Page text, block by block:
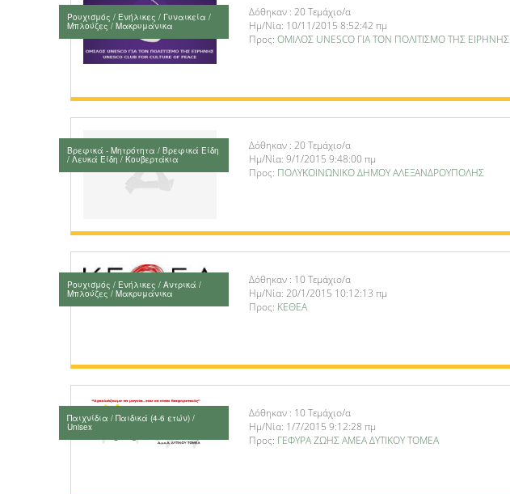
Ρουχισμός / Ενήλικες / Γυναικεία /
Μπλούζες / Μακρυμάνικα
Δόθηκαν : 20 Τεμάχιο/α
Ημ/Νία: 10/11/2015 8:52:42 πμ
Προς: ΟΜΙΛΟΣ UNESCO ΓΙΑ ΤΟΝ ΠΟΛΙΤΙΣΜΟ ΤΗΣ ΕΙΡΗΝΗΣ
Βρεφικά - Μητρότητα / Βρεφικά Είδη
/ Λευκά Είδη / Κουβερτάκια
Δόθηκαν : 20 Τεμάχιο/α
Ημ/Νία: 9/1/2015 9:48:00 πμ
Προς: ΠΟΛΥΚΟΙΝΩΝΙΚΟ ΔΗΜΟΥ ΑΛΕΞΑΝΔΡΟΥΠΟΛΗΣ
Ρουχισμός / Ενήλικες / Αντρικά /
Μπλούζες / Μακρυμάνικα
Δόθηκαν : 10 Τεμάχιο/α
Ημ/Νία: 20/1/2015 10:12:13 πμ
Προς: ΚΕΘΕΑ
Παιχνίδια / Παιδικά (4-6 ετών) /
Unisex
Δόθηκαν : 10 Τεμάχιο/α
Ημ/Νία: 1/7/2015 9:12:28 πμ
Προς: ΓΕΦΥΡΑ ΖΩΗΣ ΑΜΕΑ ΔΥΤΙΚΟΥ ΤΟΜΕΑ